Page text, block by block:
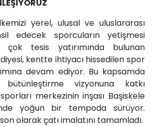
yerel, ulusal ve uluslararası
edecek sporcuların yetişmesi
çok tesis yatırımında bulunan
kentte ihtiyacı hissedilen spor
devam ediyor. Bu kapsamda
vizyonuna katkı
merkezinin inşası Başiskele
yoğun bir tempoda sürüyor.
olarak çatı imalatını tamamladı.